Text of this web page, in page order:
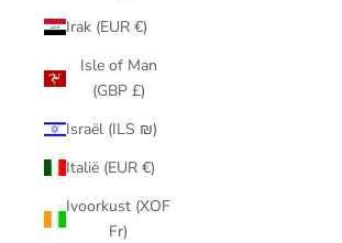
Irak (EUR €)
Isle of Man
(GBP £)
Israël (ILS ₪)
Italië (EUR €)
Ivoorkust (XOF
Fr)